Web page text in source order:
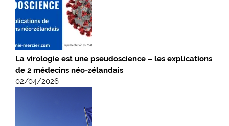
La virologie est une pseudoscience – les explications
de 2 médecins néo-zélandais
02/04/2026